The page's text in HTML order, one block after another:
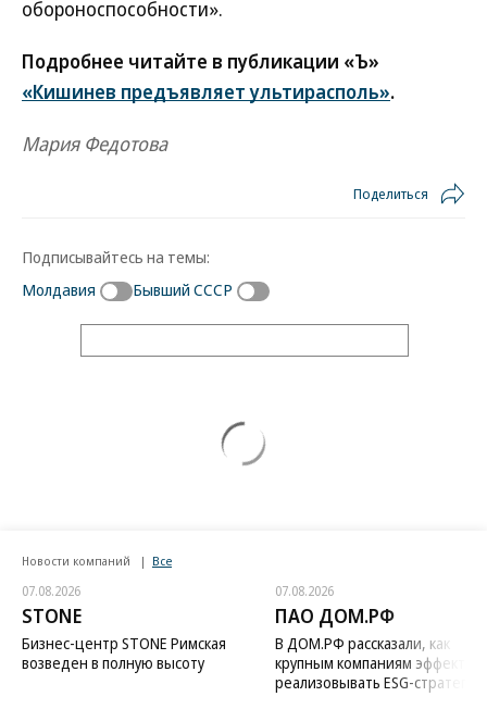
обороноспособности».
Подробнее читайте в публикации «Ъ»
«Кишинев предъявляет ультирасполь».
Мария Федотова
Поделиться
Подписывайтесь на темы:
Молдавия
Бывший СССР
Новости компаний Все
07.08.2026
STONE
Бизнес-центр STONE Римская
возведен в полную высоту
07.08.2026
ПАО ДОМ.РФ
В ДОМ.РФ рассказали, как
крупным компаниям
реализовывать ESG-стратегию